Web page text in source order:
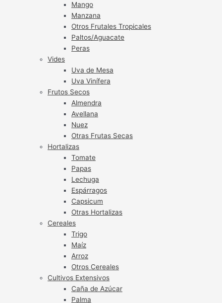
Mango
Manzana
Otros Frutales Tropicales
Paltos/Aguacate
Peras
Vides
Uva de Mesa
Uva Vinífera
Frutos Secos
Almendra
Avellana
Nuez
Otras Frutas Secas
Hortalizas
Tomate
Papas
Lechuga
Espárragos
Capsicum
Otras Hortalizas
Cereales
Trigo
Maíz
Arroz
Otros Cereales
Cultivos Extensivos
Caña de Azúcar
Palma